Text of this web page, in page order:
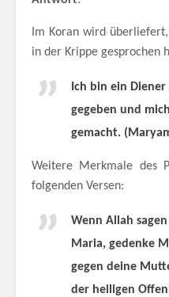
Im Koran wird
in der Krippe gesprochen
Ich bin ein
gegeben und
gemacht.
Weitere Merkmale des
folgenden Versen:
Wenn Allah
Maria, gedenke
gegen deine
der heiligen